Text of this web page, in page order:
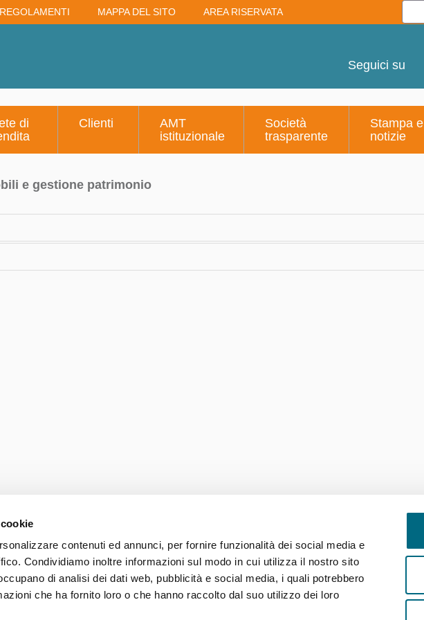
contenuti ed annunci, per fornire funzionalità dei social media e
Condividiamo inoltre informazioni sul modo in cui utilizza il nostro sito
di analisi dei dati web, pubblicità e social media, i quali potrebbero
che ha fornito loro o che hanno raccolto dal suo utilizzo dei loro
REGOLAMENTI MAPPA DEL SITO AREA RISERVATA
Seguici su
di
Clienti
AMT
istituzionale
Società
trasparente
Stampa e
notizie
e gestione patrimonio
- in gestione e relativi dati catastali
839 30 104
Photo credits Accessibilità Reclami